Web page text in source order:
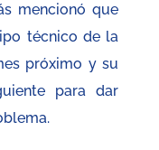
mencionó que
técnico de la
próximo y su
para dar